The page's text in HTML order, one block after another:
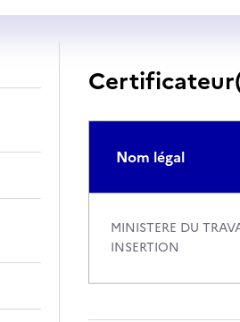
Nom légal
MINISTERE DU
INSERTION